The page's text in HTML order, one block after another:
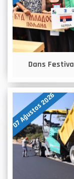
Dans
07 Ağustos 2026